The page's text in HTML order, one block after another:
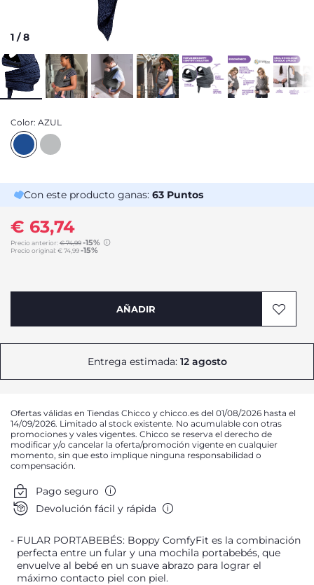
1 /8
Color: AZUL
Con este producto ganas: 63 Puntos
Precio original:€ 74,99-15%
Precio anterior:€ 74,99-15%
€ 63,74
AÑADIR
Entrega estimada: 12 agosto
Ofertas válidas en Tiendas Chicco y chicco.es del 01/08/2026 hasta el
14/09/2026. Limitado al stock existente. No acumulable con otras
promociones y vales vigentes. Chicco se reserva el derecho de
modificar y/o cancelar la oferta/promoción vigente en cualquier
momento, sin que esto implique ninguna responsabilidad o
compensación.
Pago seguro
Devolución fácil y rápida
FULAR PORTABEBÉS: Boppy ComfyFit es la combinación
perfecta entre un fular y una mochila portabebés, que
envuelve al bebé en un suave abrazo para lograr el
máximo contacto piel con piel.